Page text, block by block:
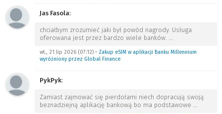
Jas Fasola:
chciałbym zrozumieć jaki był powód nagrody. Usługa
oferowana jest przez bardzo wiele banków. …
wt., 21 lip 2026 (07:12) • Zakup eSIM w aplikacji Banku Millennium
wyróżniony przez Global Finance
PykPyk:
Zamiast zajmować się pierdołami niech dopracują swoją
beznadziejną aplikację bankową bo ma podstawowe …